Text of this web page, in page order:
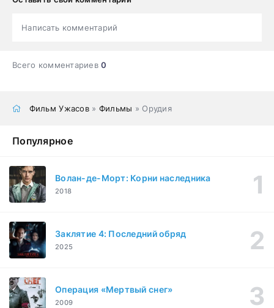
Написать комментарий
Всего комментариев0
Фильм Ужасов» Фильмы » Орудия
Популярное
Волан-де-Морт: Корни наследника
2018
Заклятие 4: Последний обряд
2025
Операция «Мертвый снег»
2009